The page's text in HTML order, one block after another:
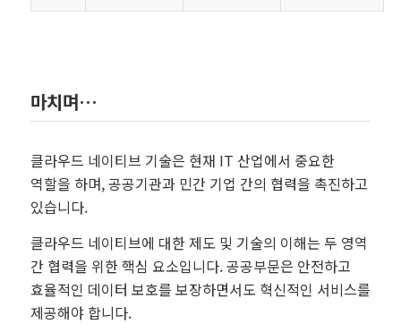
마치며…
클라우드 네이티브 기술은 현재 IT 산업에서 중요한
역할을 하며, 공공기관과 민간 기업 간의 협력을 촉진하고
있습니다.
클라우드 네이티브에 대한 제도 및 기술의 이해는 두 영역
간 협력을 위한 핵심 요소입니다. 공공부문은 안전하고
효율적인 데이터 보호를 보장하면서도 혁신적인 서비스를
제공해야 합니다.